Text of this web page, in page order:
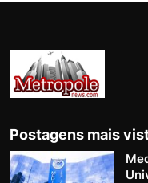
Postagens mais